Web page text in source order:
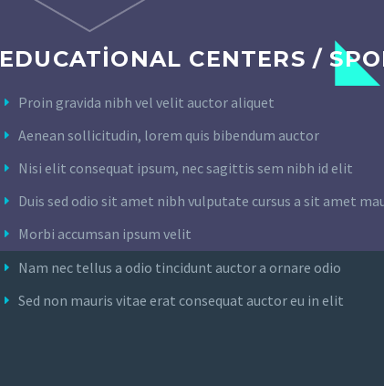
EDUCATIONAL CENTERS /
Proin gravida nibh vel velit auctor aliquet
Aenean sollicitudin, lorem quis bibendum auctor
Nisi elit consequat ipsum, nec sagittis sem nibh id elit
Duis sed odio sit amet nibh vulputate cursus a sit amet
Morbi accumsan ipsum velit
Nam nec tellus a odio tincidunt auctor a ornare odio
Sed non mauris vitae erat consequat auctor eu in elit